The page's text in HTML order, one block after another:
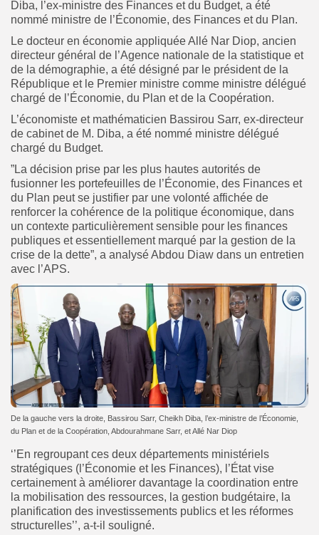
Diba, l’ex-ministre des Finances et du Budget, a été
nommé ministre de l’Économie, des Finances et du Plan.
Le docteur en économie appliquée Allé Nar Diop, ancien
directeur général de l’Agence nationale de la statistique et
de la démographie, a été désigné par le président de la
République et le Premier ministre comme ministre délégué
chargé de l’Économie, du Plan et de la Coopération.
L’économiste et mathématicien Bassirou Sarr, ex-directeur
de cabinet de M. Diba, a été nommé ministre délégué
chargé du Budget.
”La décision prise par les plus hautes autorités de
fusionner les portefeuilles de l’Économie, des Finances et
du Plan peut se justifier par une volonté affichée de
renforcer la cohérence de la politique économique, dans
un contexte particulièrement sensible pour les finances
publiques et essentiellement marqué par la gestion de la
crise de la dette”, a analysé Abdou Diaw dans un entretien
avec l’APS.
De la gauche vers la droite, Bassirou Sarr, Cheikh Diba, l’ex-ministre de l’Économie,
du Plan et de la Coopération, Abdourahmane Sarr, et Allé Nar Diop
‘’En regroupant ces deux départements ministériels
stratégiques (l’Économie et les Finances), l’État vise
certainement à améliorer davantage la coordination entre
la mobilisation des ressources, la gestion budgétaire, la
planification des investissements publics et les réformes
structurelles’’, a-t-il souligné.